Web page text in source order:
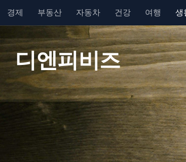
Skip to content
경제 부동산 자동차 건강 여행 생
디엔피비즈